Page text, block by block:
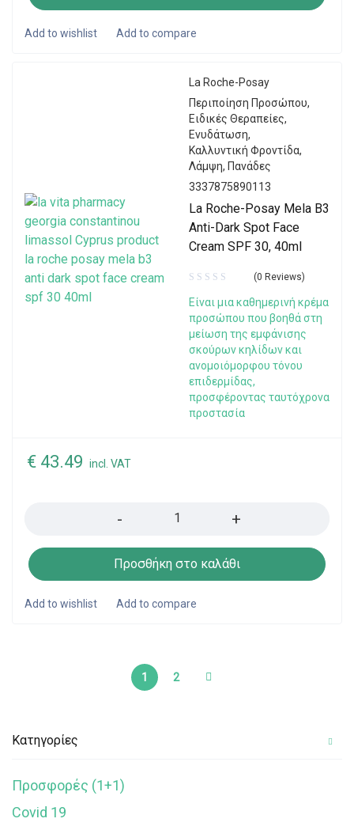
Κατηγορίες
Προσφορές (1+1)
Covid 19
La Roche-Posay
Περιποίηση Προσώπου,
Ειδικές Θεραπείες,
Ενυδάτωση,
Καλλυντική Φροντίδα,
Λάμψη, Πανάδες
3337875890113
La Roche-Posay Mela B3
Anti-Dark Spot Face
Cream SPF 30, 40ml
(0 Reviews)
Είναι μια καθημερινή κρέμα
προσώπου που βοηθά στη
μείωση της εμφάνισης
σκούρων κηλίδων και
ανομοιόμορφου τόνου
επιδερμίδας,
προσφέροντας ταυτόχρονα
προστασία
€ 43.49 incl. VAT
Προσθήκη στο καλάθι
1 2